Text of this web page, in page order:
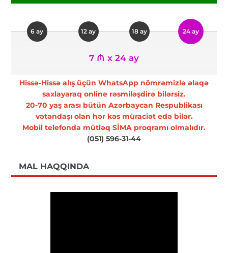
6 ay 12 ay 18 ay 24 ay
7 ₼ x 24 ay
Hissə-Hissə alış üçün WhatsApp nömrəmizlə əlaqə
saxlayaraq online rəsmiləşdirə bilərsiz.
20-70 yaş arası bütün Azərbaycan Respublikası
vətəndaşı olan hər kəs müraciət edə bilər.
Mobil telefonda mütləq SİMA proqramı olmalıdır.
(051) 596-31-44
MAL HAQQINDA